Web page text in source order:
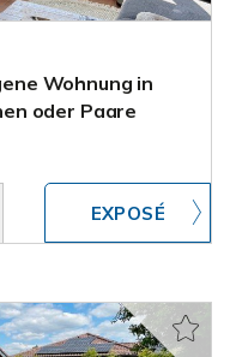
Wohnung in
oder Paare